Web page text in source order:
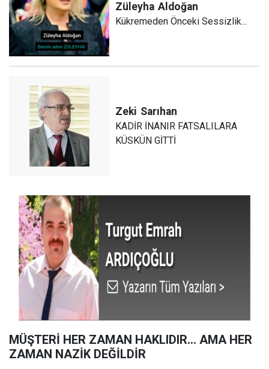
Züleyha Aldoğan
Kükremeden Önceki Sessizlik...
Zeki Sarıhan
KADİR İNANIR FATSALILARA
KÜSKÜN GİTTİ
MÜŞTERİ HER ZAMAN HAKLIDIR… AMA HER
ZAMAN NAZİK DEĞİLDİR